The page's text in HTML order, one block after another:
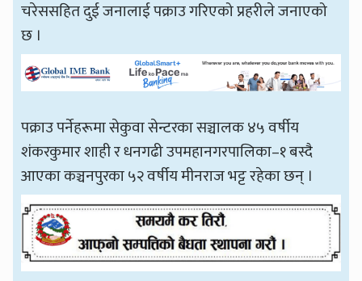
चरेससहित दुई जनालाई पक्राउ गरिएको प्रहरीले जनाएको
छ ।
पक्राउ पर्नेहरूमा सेकुवा सेन्टरका सञ्चालक ४५ वर्षीय
शंकरकुमार शाही र धनगढी उपमहानगरपालिका–१ बस्दै
आएका कञ्चनपुरका ५२ वर्षीय मीनराज भट्ट रहेका छन् ।